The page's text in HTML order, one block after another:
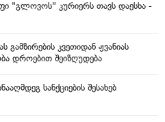
"გლოვოს" კურიერს თავს დაესხა -
გამზირების კვეთიდან ჟვანიას
დროებით შეიზღუდება
სანქციების შესახებ